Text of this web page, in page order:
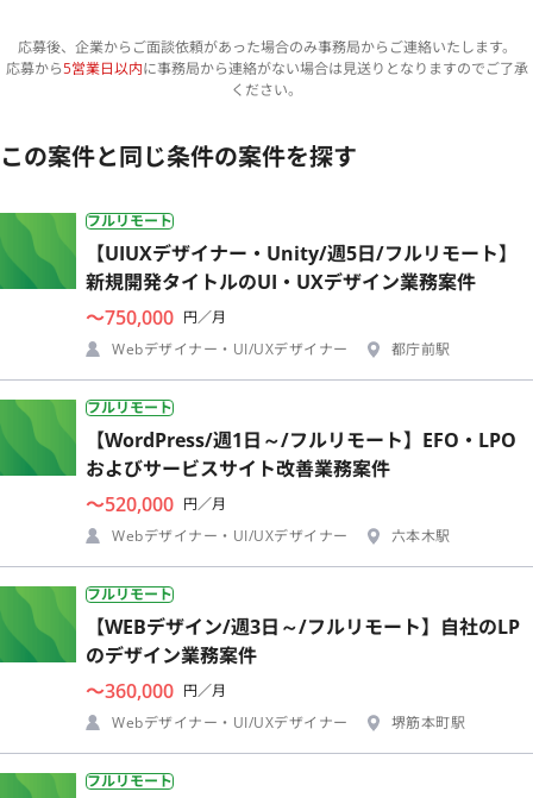
応募後、企業からご面談依頼があった場合のみ事務局からご連絡いたします。
応募から5営業日以内に事務局から連絡がない場合は見送りとなりますのでご了承
ください。
この案件と同じ条件の案件を探す
フルリモート
【UIUXデザイナー・Unity/週5日/フルリモート】
新規開発タイトルのUI・UXデザイン業務案件
〜750,000 円／月
Webデザイナー・UI/UXデザイナー
都庁前駅
フルリモート
【WordPress/週1日～/フルリモート】EFO・LPO
およびサービスサイト改善業務案件
〜520,000 円／月
Webデザイナー・UI/UXデザイナー
六本木駅
フルリモート
【WEBデザイン/週3日～/フルリモート】自社のLP
のデザイン業務案件
〜360,000 円／月
Webデザイナー・UI/UXデザイナー
堺筋本町駅
フルリモート